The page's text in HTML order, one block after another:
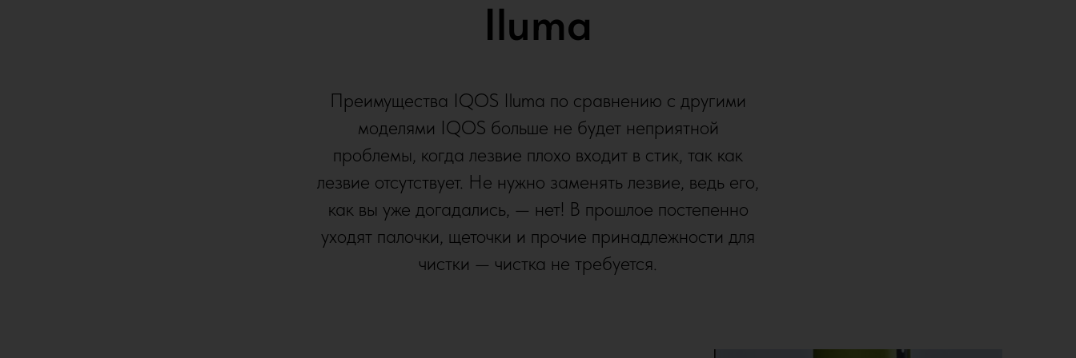
Iluma
Преимущества IQOS Iluma по сравнению с другими
моделями IQOS больше не будет неприятной
проблемы, когда лезвие плохо входит в стик, так как
лезвие отсутствует. Не нужно заменять лезвие, ведь его,
как вы уже догадались, — нет! В прошлое постепенно
уходят палочки, щеточки и прочие принадлежности для
чистки — чистка не требуется.